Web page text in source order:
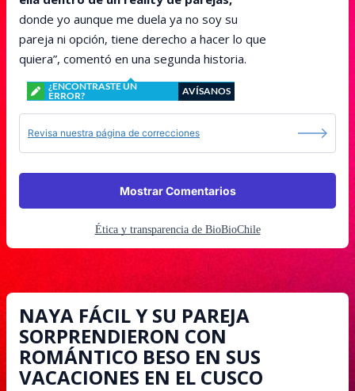
donde yo aunque me duela ya no soy su
pareja ni opción, tiene derecho a hacer lo que
quiera”, comentó en una segunda historia.
¿ENCONTRASTE UN
ERROR?
AVÍSANOS
Revisa nuestra página de correcciones
Mostrar Comentarios
Ética y transparencia de BioBioChile
NAYA FÁCIL Y SU PAREJA
SORPRENDIERON CON
ROMÁNTICO BESO EN SUS
VACACIONES EN EL CUSCO